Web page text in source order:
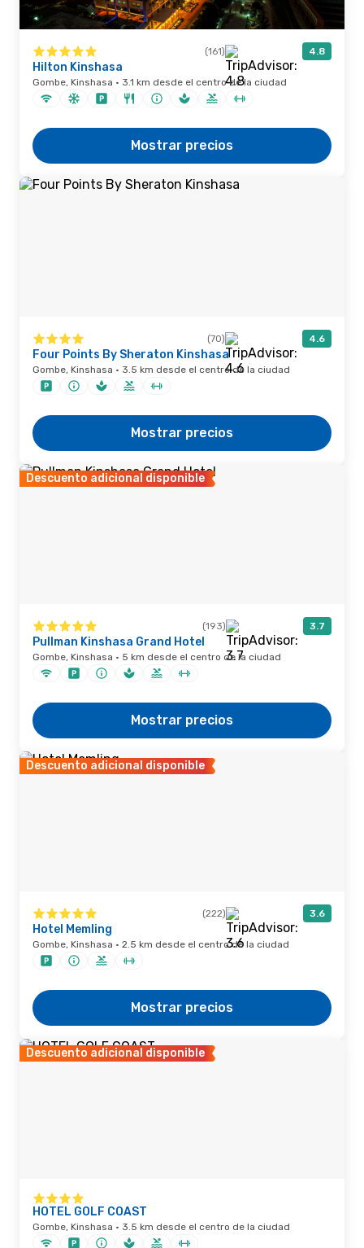
(161) 4.8
Hilton Kinshasa
Gombe, Kinshasa · 3.1 km desde el centro de la ciudad
Mostrar precios
(70) 4.6
Four Points By Sheraton Kinshasa
Gombe, Kinshasa · 3.5 km desde el centro de la ciudad
Mostrar precios
Descuento adicional disponible
(193) 3.7
Pullman Kinshasa Grand Hotel
Gombe, Kinshasa · 5 km desde el centro de la ciudad
Mostrar precios
Descuento adicional disponible
(222) 3.6
Hotel Memling
Gombe, Kinshasa · 2.5 km desde el centro de la ciudad
Mostrar precios
Descuento adicional disponible
HOTEL GOLF COAST
Gombe, Kinshasa · 3.5 km desde el centro de la ciudad